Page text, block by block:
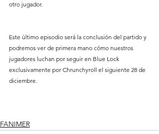
otro jugador.
Este último episodio será la conclusión del partido y
podremos ver de primera mano cómo nuestros
jugadores luchan por seguir en Blue Lock
exclusivamente por Chrunchyroll el siguiente 28 de
diciembre.
FANIMER